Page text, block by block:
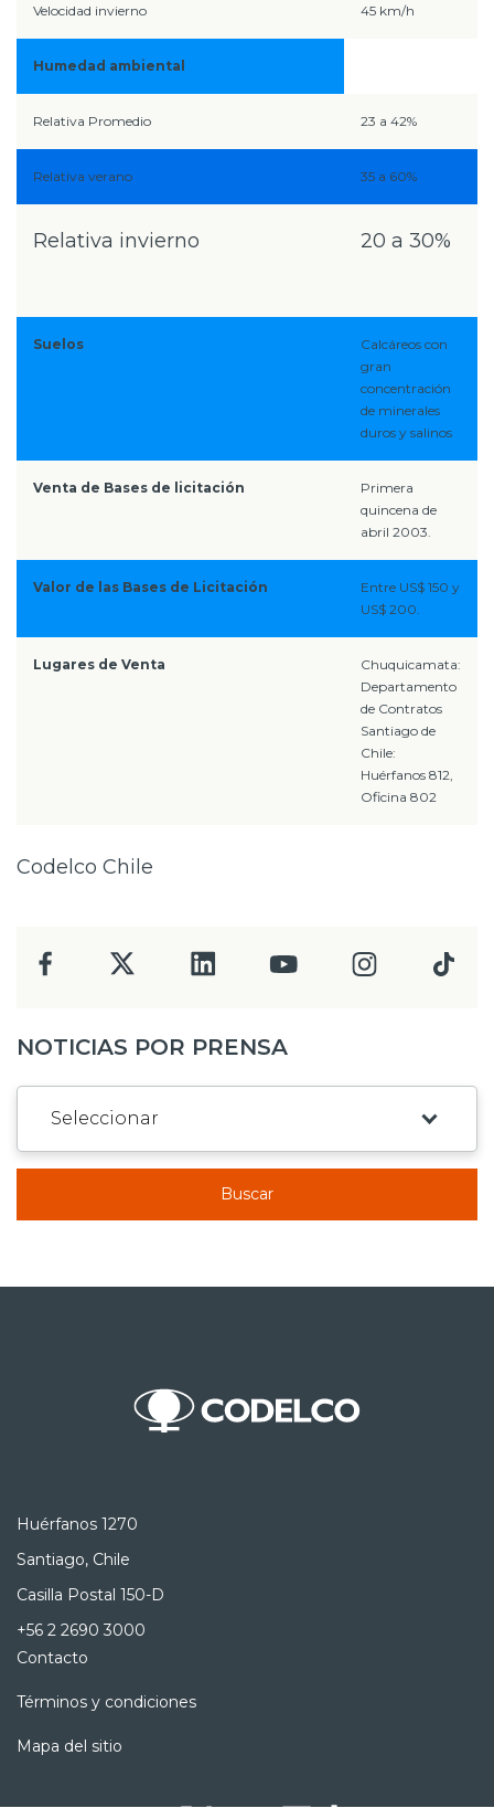
Velocidad invierno 45 km/h
Humedad ambiental
Relativa Promedio 23 a 42%
Relativa verano 35 a 60%
Relativa invierno 20 a 30%
Suelos
Calcáreos con
gran
concentración
de minerales
duros y salinos
Venta de Bases de licitación
Primera
quincena de
abril 2003.
Valor de las Bases de Licitación
Entre US$ 150 y
US$ 200.
Lugares de Venta
Chuquicamata:
Departamento
de Contratos
Santiago de
Chile:
Huérfanos 812,
Oficina 802
Codelco Chile
NOTICIAS POR PRENSA
Buscar
Huérfanos 1270
Santiago, Chile
Casilla Postal 150-D
+56 2 2690 3000
Contacto
Términos y condiciones
Mapa del sitio